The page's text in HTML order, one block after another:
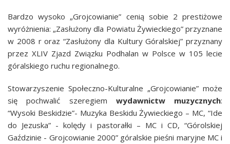
Bardzo wysoko „Grojcowianie” cenią sobie 2 prestiżowe
wyróżnienia: „Zasłużony dla Powiatu Żywieckiego” przyznane
w 2008 r oraz “Zasłużony dla Kultury Góralskiej” przyznany
przez XLIV Zjazd Związku Podhalan w Polsce w 105 lecie
góralskiego ruchu regionalnego.
Stowarzyszenie Społeczno-Kulturalne „Grojcowianie” może
się pochwalić szeregiem wydawnictw muzycznych:
“Wysoki Beskidzie”- Muzyka Beskidu Żywieckiego – MC, “Ide
do Jezuska” - kolędy i pastorałki – MC i CD, “Górolskiej
Gaździnie - Grojcowianie 2000” góralskie pieśni maryjne MC i